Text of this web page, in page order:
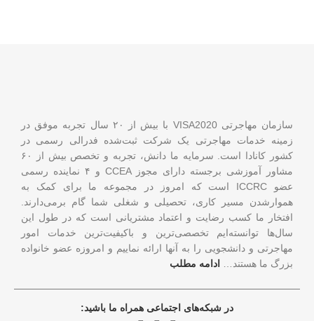
سازمان مهاجرتی VISA2020 با بیش از ۲۰ سال تجربه موفق در
زمینه خدمات مهاجرتی یک شرکت ثبت‌شده فدرالی رسمی در
کشور کانادا است. سرمایه ما دانش، تجربه و تخصص بیش از ۶۰
مشاور آموزشی برجسته دارای مجوز CCEA و ۴ نماینده رسمی
عضو ICCRC است که امروز در مجموعه ما برای کمک به
هموارشدن مسیر کاری، تحصیلی و شغلی شما گام برمی‌دارند.
افتخار ما کسب رضایت و اعتماد مشتریانی است که در طول این
سال‌ها توانسته‌ایم تخصصی‌ترین و باکیفیت‌ترین خدمات امور
مهاجرتی و دانشجویی را به آنها ارائه نماییم و امروزه عضو خانواده
بزرگ ما هستند… ادامه مطلب
در شبکه‌های اجتماعی همراه ما باشید: